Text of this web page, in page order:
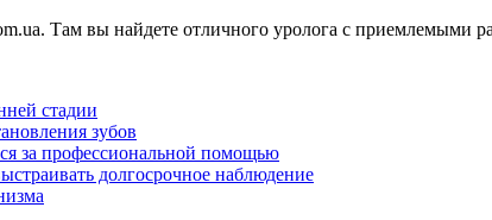
Там вы найдете отличного уролога с приемлемыми
стадии
зубов
за профессиональной помощью
долгосрочное наблюдение